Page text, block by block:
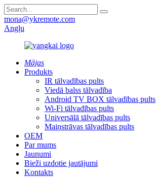
mona@ykremote.com
Angļu
Mājas
Produkts
IR tālvadības pults
Viedā balss tālvadība
Android TV BOX tālvadības pults
Wi-Fi tālvadības pults
Universālā tālvadības pults
Maiņstrāvas tālvadības pults
OEM
Par mums
Jaunumi
Bieži uzdotie jautājumi
Kontakts